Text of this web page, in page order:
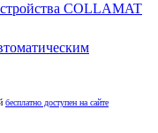
COLLAMAT
бесплатно доступен на сайте